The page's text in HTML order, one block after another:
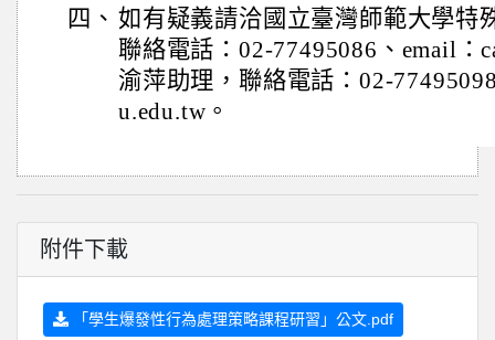
四、 如有疑義請洽國立臺灣師範大學特
聯絡電話：02-77495086、email：
渝萍助理，聯絡電話：02-
u.edu.tw。
附件下載
「學生爆發性行為處理策略課程研習」公文.pdf